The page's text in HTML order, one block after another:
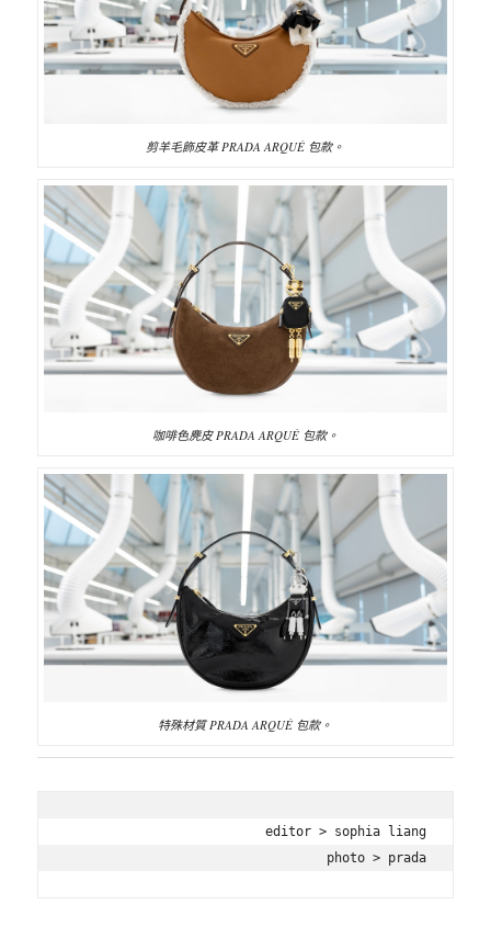
剪羊毛飾皮革 PRADA ARQUÉ 包款。
咖啡色麂皮 PRADA ARQUÉ 包款。
特殊材質 PRADA ARQUÉ 包款。
editor > sophia liang
photo > prada